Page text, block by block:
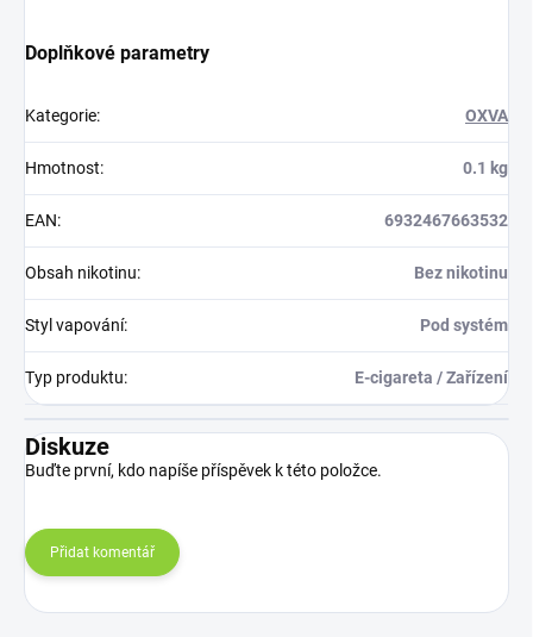
Doplňkové parametry
Kategorie: OXVA
Hmotnost: 0.1 kg
EAN: 6932467663532
Obsah nikotinu: Bez nikotinu
Styl vapování: Pod systém
Typ produktu: E-cigareta / Zařízení
Diskuze
Buďte první, kdo napíše příspěvek k této položce.
Přidat komentář